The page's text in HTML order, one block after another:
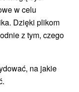
z naszą ofertą!
w celu
Dzięki plikom
z tym, czego
na jakie